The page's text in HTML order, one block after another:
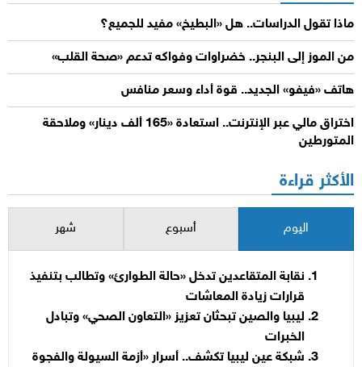
ماذا تقول الدراسات.. هل «البطيخ» مفيد للجميع؟
من الموز إلى البنجر.. خضراوات وفواكه تدعم «صحة القلب»
هاتف «فيفو» الجديد.. قوة أداء وسعر منافس
اختراق مالي عبر الإنترنت.. استعادة «165 ألف دينار» وملاحقة
المتورطين
الأكثر قراءة
اليوم أسبوع شهر
نقابة المتقاعدين تدخل «حالة الطوارئ» وتطالب بتنفيذ
قرارات زيادة المعاشات
ليبيا والصين تبحثان تعزيز «التعاون الصحي» وتبادل
الخبرات
شبكة عين ليبيا تكشف.. أسرار «أزمة السيولة والفجوة